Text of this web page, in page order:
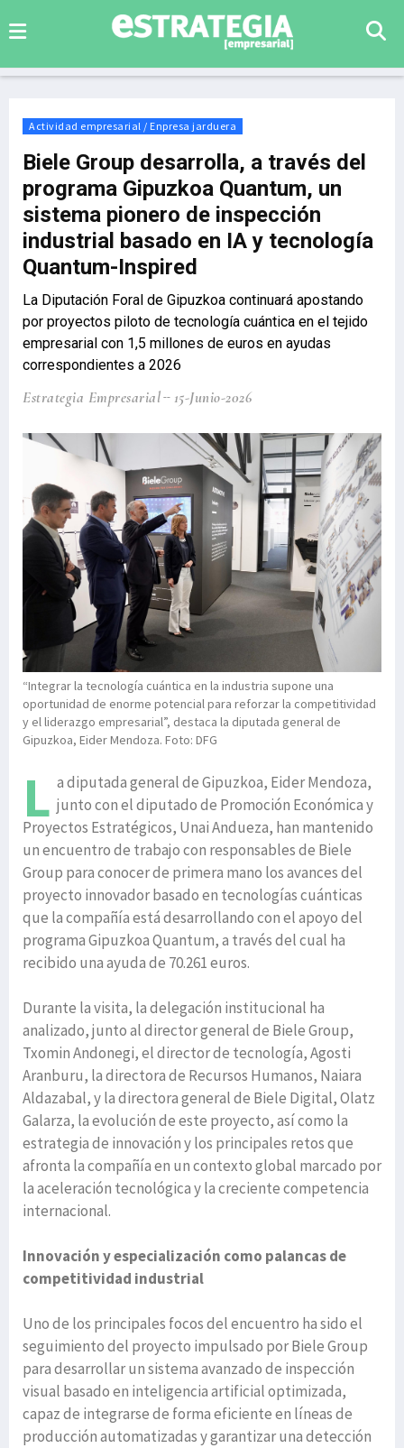
Actividad empresarial / Enpresa jarduera
Biele Group desarrolla, a través del
programa Gipuzkoa Quantum, un
sistema pionero de inspección
industrial basado en IA y tecnología
Quantum-Inspired
La Diputación Foral de Gipuzkoa continuará apostando
por proyectos piloto de tecnología cuántica en el tejido
empresarial con 1,5 millones de euros en ayudas
correspondientes a 2026
Estrategia Empresarial 15-Junio-2026
“Integrar la tecnología cuántica en la industria supone una
oportunidad de enorme potencial para reforzar la competitividad
y el liderazgo empresarial”, destaca la diputada general de
Gipuzkoa, Eider Mendoza. Foto: DFG
L a diputada general de Gipuzkoa, Eider Mendoza,
junto con el diputado de Promoción Económica y
Proyectos Estratégicos, Unai Andueza, han mantenido
un encuentro de trabajo con responsables de Biele
Group para conocer de primera mano los avances del
proyecto innovador basado en tecnologías cuánticas
que la compañía está desarrollando con el apoyo del
programa Gipuzkoa Quantum, a través del cual ha
recibido una ayuda de 70.261 euros.
Durante la visita, la delegación institucional ha
analizado, junto al director general de Biele Group,
Txomin Andonegi, el director de tecnología, Agosti
Aranburu, la directora de Recursos Humanos, Naiara
Aldazabal, y la directora general de Biele Digital, Olatz
Galarza, la evolución de este proyecto, así como la
estrategia de innovación y los principales retos que
afronta la compañía en un contexto global marcado por
la aceleración tecnológica y la creciente competencia
internacional.
Innovación y especialización como palancas de
competitividad industrial
Uno de los principales focos del encuentro ha sido el
seguimiento del proyecto impulsado por Biele Group
para desarrollar un sistema avanzado de inspección
visual basado en inteligencia artificial optimizada,
capaz de integrarse de forma eficiente en líneas de
producción automatizadas y garantizar una detección